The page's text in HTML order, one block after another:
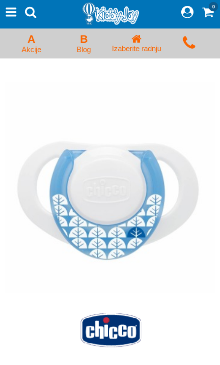
Proizvodi
Početna Prijava/Registracija
Kolica za bebe i dečija kolica
Hranilice, flašice i cucle
Monitori, Ogradice i tricikli
Posteljine, vrećice i baldahini
Odeća i obuća
Igračke za bebe i decu
0
A
Akcije
B
Blog Izaberite radnju